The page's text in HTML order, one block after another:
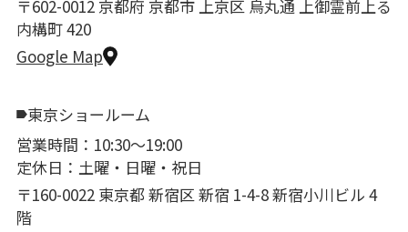
〒602-0012 京都府 京都市 上京区 烏丸通 上御霊前上る
内構町 420
Google Map
東京ショールーム
営業時間：10:30〜19:00
定休日：土曜・日曜・祝日
〒160-0022 東京都 新宿区 新宿 1-4-8 新宿小川ビル 4
階